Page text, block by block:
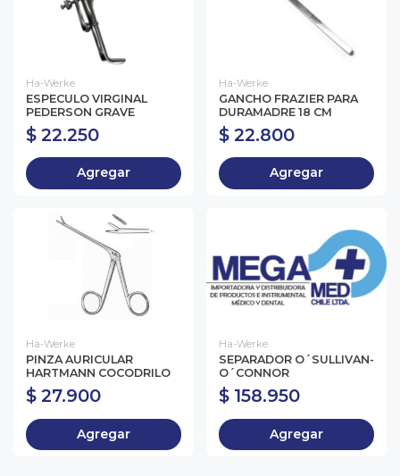
Ha-Werke
ESPECULO VIRGINAL
PEDERSON GRAVE
$ 22.250
Agregar
Ha-Werke
GANCHO FRAZIER PARA
DURAMADRE 18 CM
$ 22.800
Agregar
Ha-Werke
PINZA AURICULAR
HARTMANN COCODRILO
$ 27.900
Agregar
Ha-Werke
SEPARADOR O´SULLIVAN-
O´CONNOR
$ 158.950
Agregar